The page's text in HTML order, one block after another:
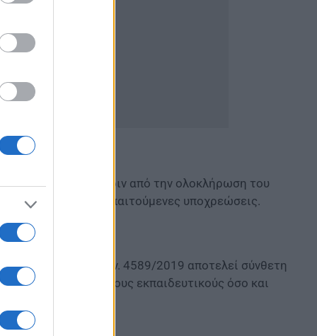
μεμονωμένα πριν από την ολοκλήρωση του
επιτυχώς τις απαιτούμενες υποχρεώσεις.
πινάκων του ν. 4589/2019 αποτελεί σύνθετη
από τους υποψήφιους εκπαιδευτικούς όσο και